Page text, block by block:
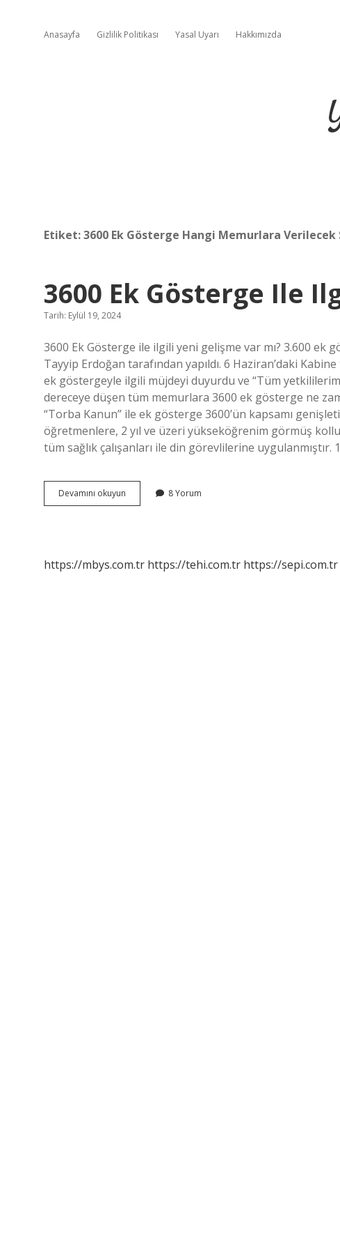
Anasayfa Gizlilik Politikası Yasal Uyarı Hakkımızda
Etiket:3600 Ek Gösterge Hangi Memurlara Verilecek
3600 Ek Gösterge Ile
Tarih: Eylül 19, 2024
3600 Ek Gösterge ile ilgili yeni gelişme var mı? 3.600 ek
Tayyip Erdoğan tarafından yapıldı. 6 Haziran’daki
ek göstergeyle ilgili müjdeyi duyurdu ve “Tüm
dereceye düşen tüm memurlara 3600 ek gösterge ne
“Torba Kanun” ile ek gösterge 3600’ün kapsamı
öğretmenlere, 2 yıl ve üzeri yükseköğrenim görmüş
tüm sağlık çalışanları ile din görevlilerine uygulanmıştır.
Devamını okuyun
Ek
Durum
8 Yorum
https://mbys.com.tr https://tehi.com.tr https://sepi.com.tr